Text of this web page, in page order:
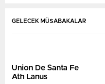
GELECEK MÜSABAKALAR
Union De Santa Fe
Ath Lanus